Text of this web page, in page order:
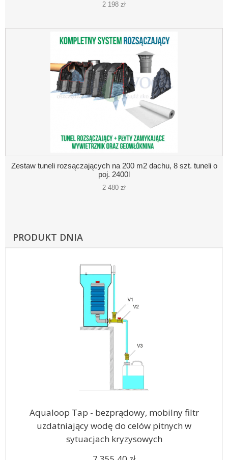
2 198 zł
Zestaw tuneli rozsączających na 200 m2 dachu, 8 szt. tuneli o
poj. 2400l
2 480 zł
PRODUKT DNIA
Aqualoop Tap - bezprądowy, mobilny filtr
uzdatniający wodę do celów pitnych w
sytuacjach kryzysowych